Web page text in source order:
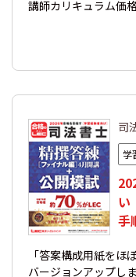
講師カリキュラム価
司
学
い
手
「答案構成用紙をほ
バージョンアップし